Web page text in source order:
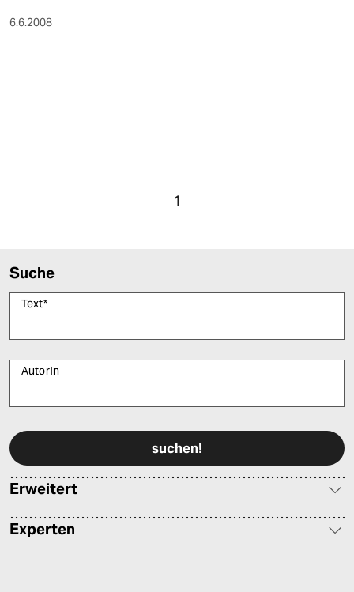
6.6.2008
1
Suche
Text*
AutorIn
Erweitert
Experten